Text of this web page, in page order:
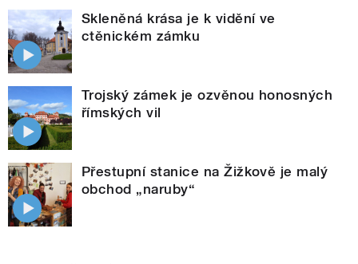
Skleněná krása je k vidění ve
ctěnickém zámku
Trojský zámek je ozvěnou honosných
římských vil
Přestupní stanice na Žižkově je malý
obchod „naruby“